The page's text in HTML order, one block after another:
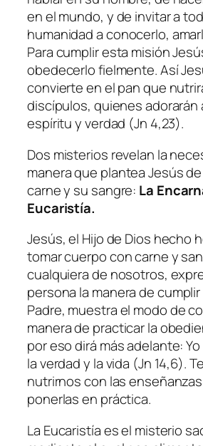
en el mundo, y de invitar a
humanidad a conocerlo,
Para cumplir esta misión
obedecerlo fielmente. Así
convierte en el pan que
discípulos, quienes adorarán
espíritu y verdad (Jn 4,23).
Dos misterios revelan la
manera que plantea Jesús
carne y su sangre: La
Eucaristía.
Jesús, el Hijo de Dios hecho
tomar cuerpo con carne y
cualquiera de nosotros,
persona la manera de
Padre, muestra el modo de
manera de practicar la
por eso dirá más adelante:
la verdad y la vida (Jn 14,6).
nutrirnos con las
ponerlas en práctica.
La Eucaristía es el misterio